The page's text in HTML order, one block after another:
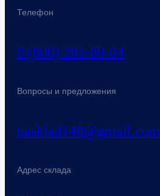
Телефон
8 (800) 201-80-04
Вопросы и предложения
nasklad140@gmail.com
Адрес склада